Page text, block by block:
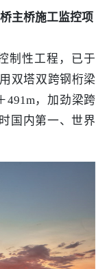
主桥施工监控项
性工程，已于
双塔双跨钢桁梁
491m，加劲梁跨
国内第一、世界